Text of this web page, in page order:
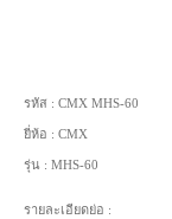
รหัส : CMX MHS-60
ยี่ห้อ : CMX
รุ่น : MHS-60
รายละเอียดย่อ :